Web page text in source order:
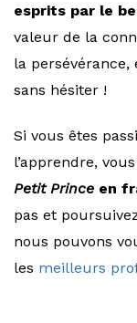
esprits par le
valeur de la
la
sans hésiter !
Si vous êtes
l’apprendre,
Petit Prince en
pas et
nous pouvons
les meilleurs